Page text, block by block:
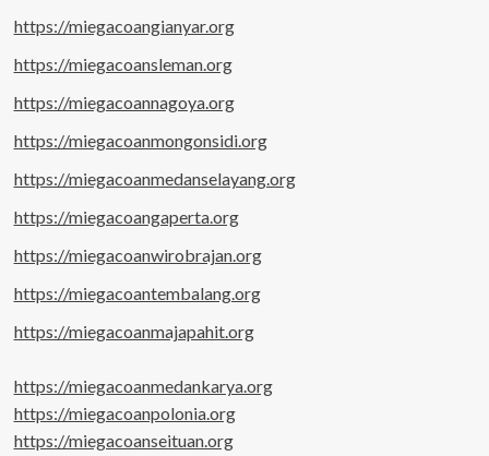
https://miegacoangianyar.org
https://miegacoansleman.org
https://miegacoannagoya.org
https://miegacoanmongonsidi.org
https://miegacoanmedanselayang.org
https://miegacoangaperta.org
https://miegacoanwirobrajan.org
https://miegacoantembalang.org
https://miegacoanmajapahit.org
https://miegacoanmedankarya.org
https://miegacoanpolonia.org
https://miegacoanseituan.org